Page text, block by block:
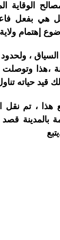
الوقاية
هي بفعل
إهتمام
، ولحدود
25 سنة ،هذا
قيد حياته
هذا ، تم نقل